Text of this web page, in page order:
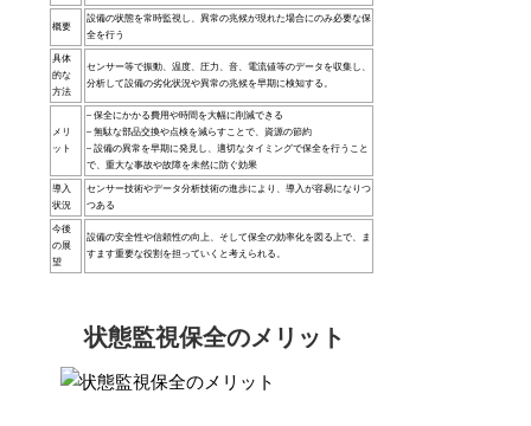
概要
設備の状態を常時監視し、異常の兆候が現れた場合にのみ必要な保
全を行う
具体
的な
方法
センサー等で振動、温度、圧力、音、電流値等のデータを収集し、
分析して設備の劣化状況や異常の兆候を早期に検知する。
メリ
ット
– 保全にかかる費用や時間を大幅に削減できる
– 無駄な部品交換や点検を減らすことで、資源の節約
– 設備の異常を早期に発見し、適切なタイミングで保全を行うこと
で、重大な事故や故障を未然に防ぐ効果
導入
状況
センサー技術やデータ分析技術の進歩により、導入が容易になりつ
つある
今後
の展
望
設備の安全性や信頼性の向上、そして保全の効率化を図る上で、ま
すます重要な役割を担っていくと考えられる。
状態監視保全のメリット